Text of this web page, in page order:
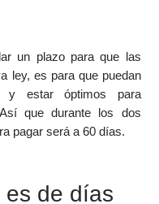
un plazo para que las
ley, es para que puedan
y estar óptimos para
que durante los dos
pagar será a 60 días.
de días